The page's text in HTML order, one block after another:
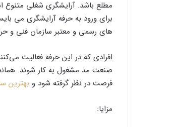
مطلع باشد. آرایشگری شغلی
برای ورود به حرفه آرایشگری می
های رسمی و معتبر سازمان فنی و
افرادی که در این حرفه فعالیت
صنعت مد مشغول به کار شوند.
فرصت در نظر گرفته شود و بهترین
مزایا: